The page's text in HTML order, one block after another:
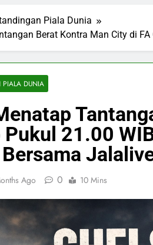
Piala Dunia
Berat Kontra Man City di
PIALA DUNIA
Pukul 21.00
Ago 0 10 Mins